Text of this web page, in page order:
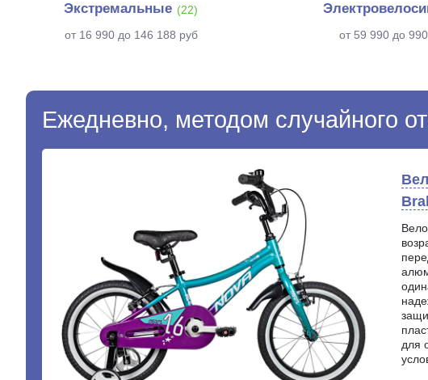
Экстремальные (22)
от 16 990 до 146 188 руб
от 59 990 до
Ежедневно, методом случайного
для